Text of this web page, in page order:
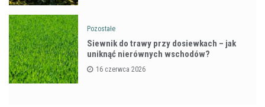
Pozostałe
Siewnik do trawy przy dosiewkach – jak
uniknąć nierównych wschodów?
16 czerwca 2026